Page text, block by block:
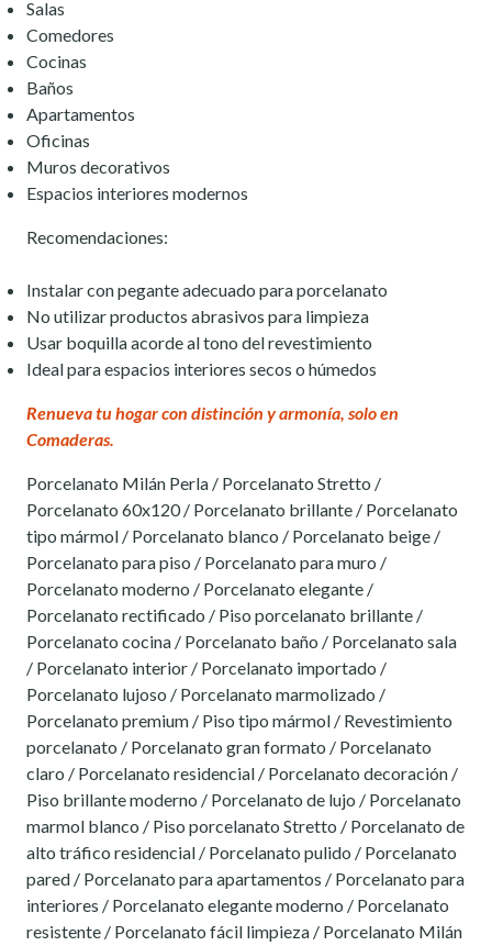
Salas
Comedores
Cocinas
Baños
Apartamentos
Oficinas
Muros decorativos
Espacios interiores modernos
Recomendaciones:
Instalar con pegante adecuado para porcelanato
No utilizar productos abrasivos para limpieza
Usar boquilla acorde al tono del revestimiento
Ideal para espacios interiores secos o húmedos
Renueva tu hogar con distinción y armonía, solo en
Comaderas.
Porcelanato Milán Perla / Porcelanato Stretto /
Porcelanato 60x120 / Porcelanato brillante / Porcelanato
tipo mármol / Porcelanato blanco / Porcelanato beige /
Porcelanato para piso / Porcelanato para muro /
Porcelanato moderno / Porcelanato elegante /
Porcelanato rectificado / Piso porcelanato brillante /
Porcelanato cocina / Porcelanato baño / Porcelanato sala
/ Porcelanato interior / Porcelanato importado /
Porcelanato lujoso / Porcelanato marmolizado /
Porcelanato premium / Piso tipo mármol / Revestimiento
porcelanato / Porcelanato gran formato / Porcelanato
claro / Porcelanato residencial / Porcelanato decoración /
Piso brillante moderno / Porcelanato de lujo / Porcelanato
marmol blanco / Piso porcelanato Stretto / Porcelanato de
alto tráfico residencial / Porcelanato pulido / Porcelanato
pared / Porcelanato para apartamentos / Porcelanato para
interiores / Porcelanato elegante moderno / Porcelanato
resistente / Porcelanato fácil limpieza / Porcelanato Milán